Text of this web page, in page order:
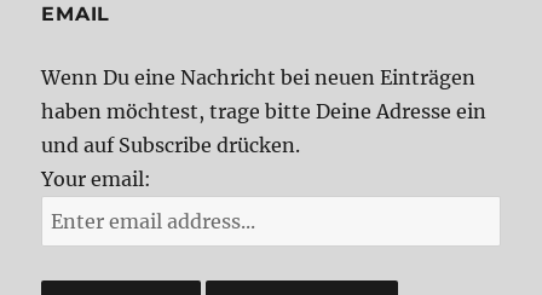
EMAIL
Wenn Du eine Nachricht bei neuen Einträgen
haben möchtest, trage bitte Deine Adresse ein
und auf Subscribe drücken.
Your email: